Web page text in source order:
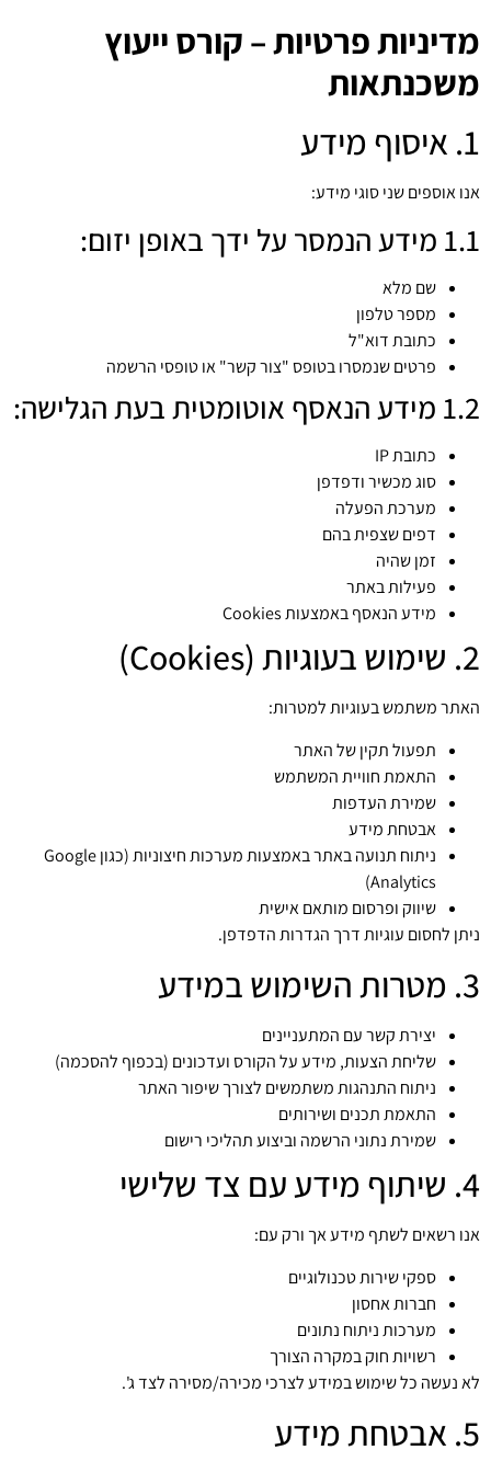
מדיניות פרטיות – קורס ייעוץ
משכנתאות
1. איסוף מידע
אנו אוספים שני סוגי מידע:
1.1 מידע הנמסר על ידך באופן יזום:
שם מלא
מספר טלפון
כתובת דוא"ל
פרטים שנמסרו בטופס "צור קשר" או טופסי הרשמה
1.2 מידע הנאסף אוטומטית בעת הגלישה:
כתובת IP
סוג מכשיר ודפדפן
מערכת הפעלה
דפים שצפית בהם
זמן שהיה
פעילות באתר
מידע הנאסף באמצעות Cookies
2. שימוש בעוגיות (Cookies)
האתר משתמש בעוגיות למטרות:
תפעול תקין של האתר
התאמת חוויית המשתמש
שמירת העדפות
אבטחת מידע
ניתוח תנועה באתר באמצעות מערכות חיצוניות (כגון Google
Analytics)
שיווק ופרסום מותאם אישית
ניתן לחסום עוגיות דרך הגדרות הדפדפן.
3. מטרות השימוש במידע
יצירת קשר עם המתעניינים
שליחת הצעות, מידע על הקורס ועדכונים (בכפוף להסכמה)
ניתוח התנהגות משתמשים לצורך שיפור האתר
התאמת תכנים ושירותים
שמירת נתוני הרשמה וביצוע תהליכי רישום
4. שיתוף מידע עם צד שלישי
אנו רשאים לשתף מידע אך ורק עם:
ספקי שירות טכנולוגיים
חברות אחסון
מערכות ניתוח נתונים
רשויות חוק במקרה הצורך
לא נעשה כל שימוש במידע לצרכי מכירה/מסירה לצד ג'.
5. אבטחת מידע